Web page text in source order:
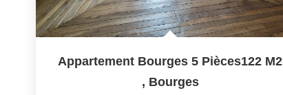
Appartement Bourges 5 Pièces122 M2
, Bourges